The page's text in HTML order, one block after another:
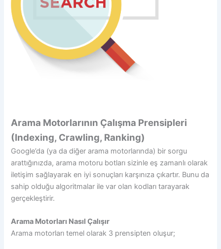
Arama Motorlarının Çalışma Prensipleri
(Indexing, Crawling, Ranking)
Google’da (ya da diğer arama motorlarında) bir sorgu
arattığınızda, arama motoru botları sizinle eş zamanlı olarak
iletişim sağlayarak en iyi sonuçları karşınıza çıkartır. Bunu da
sahip olduğu algoritmalar ile var olan kodları tarayarak
gerçekleştirir.
Arama Motorları Nasıl Çalışır
Arama motorları temel olarak 3 prensipten oluşur;